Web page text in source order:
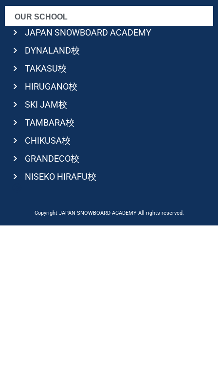
OUR SCHOOL
JAPAN SNOWBOARD ACADEMY
DYNALAND校
TAKASU校
HIRUGANO校
SKI JAM校
TAMBARA校
CHIKUSA校
GRANDECO校
NISEKO HIRAFU校
Copyright JAPAN SNOWBOARD ACADEMY All rights reserved.